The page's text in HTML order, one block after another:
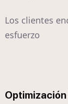
Los clientes
esfuerzo
Optimización